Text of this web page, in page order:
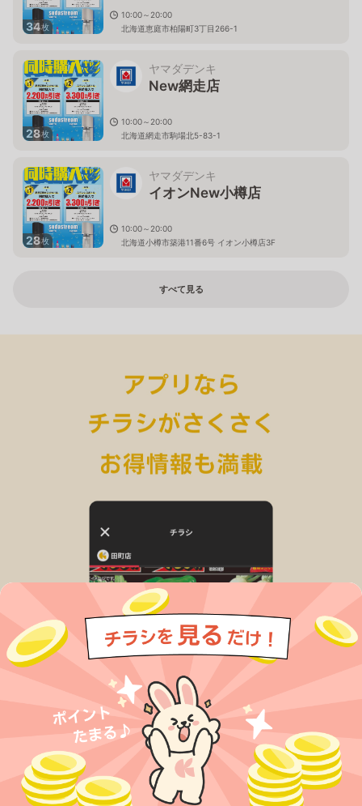
34枚
10:00～20:00
北海道恵庭市柏陽町3丁目266-1
28枚
ヤマダデンキ
New網走店
10:00～20:00
北海道網走市駒場北5-83-1
28枚
ヤマダデンキ
イオンNew小樽店
10:00～20:00
北海道小樽市築港11番6号 イオン小樽店3F
すべて見る